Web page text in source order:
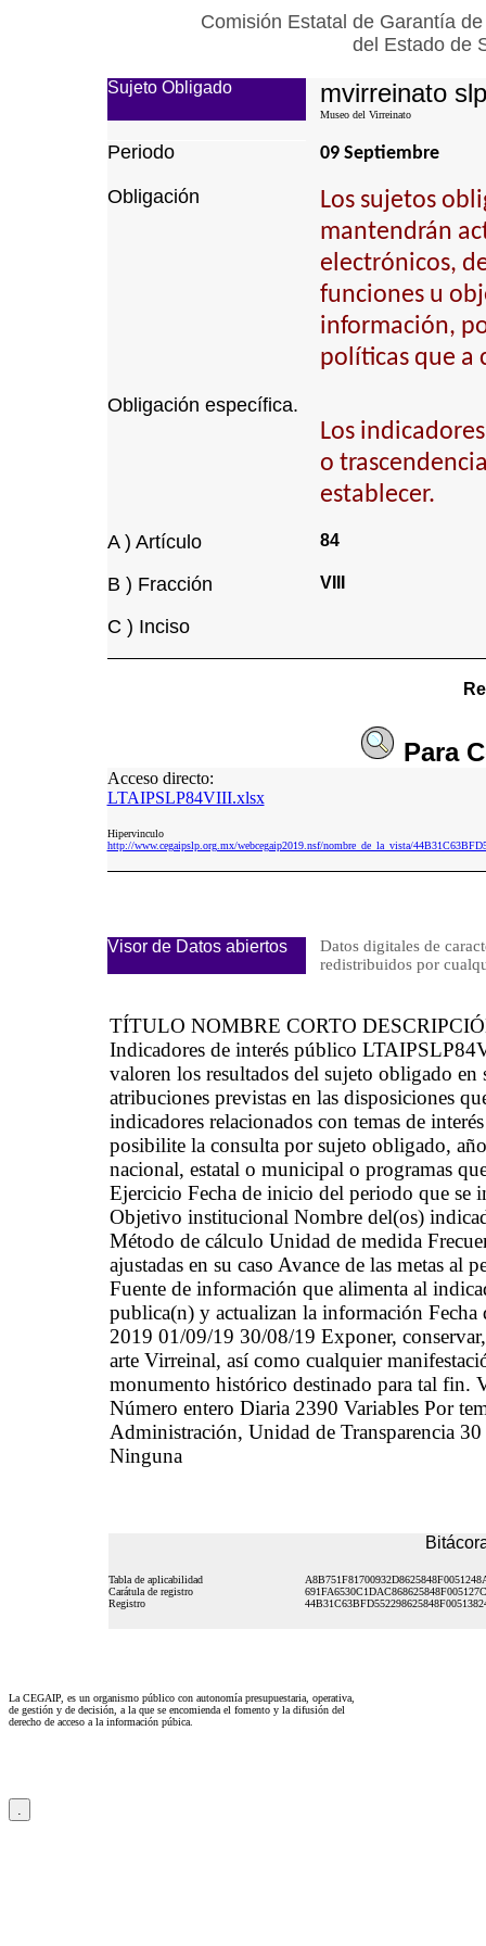
Comisión Estatal de Garantía
del Estado de
Sujeto Obligado mvirreinato slp
Museo del Virreinato
Periodo 09 Septiembre
Obligación
Los sujetos
mantendrán
electrónicos,
funciones u
información,
políticas que a
Obligación específica.
Los
o
establecer.
A ) Artículo 84
B ) Fracción VIII
C ) Inciso
Para
Acceso directo:
LTAIPSLP84VIII.xlsx
Hipervinculo
http://www.cegaipslp.org.mx/webcegaip2019.nsf/nombre_de_la_vista/
Visor de Datos abiertos
Datos digitales de
redistribuidos por
TÍTULO NOMBRE CORTO
Indicadores de interés público
valoren los resultados del sujeto obligado
atribuciones previstas en las disposiciones
indicadores relacionados con temas de
posibilite la consulta por sujeto obligado,
nacional, estatal o municipal o programas
Ejercicio Fecha de inicio del periodo que se
Objetivo institucional Nombre del(os)
Método de cálculo Unidad de medida
ajustadas en su caso Avance de las metas
Fuente de información que alimenta al
publica(n) y actualizan la información
2019 01/09/19 30/08/19 Exponer,
arte Virreinal, así como cualquier
monumento histórico destinado para tal fin.
Número entero Diaria 2390 Variables Por
Administración, Unidad de Transparencia
Ninguna
Tabla de aplicabilidad
Carátula de registro
Registro
La CEGAIP, es un organismo público con autonomía presupuestaria, operativa,
de gestión y de decisión, a la que se encomienda el fomento y la difusión del
derecho de acceso a la información púbica.